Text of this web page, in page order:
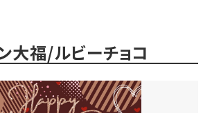
大福/ルビーチョコ